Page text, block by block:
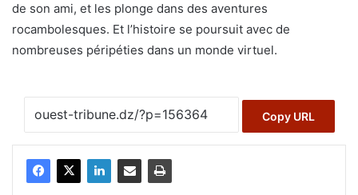
de son ami, et les plonge dans des aventures
rocambolesques. Et l’histoire se poursuit avec de
nombreuses péripéties dans un monde virtuel.
Copy URL